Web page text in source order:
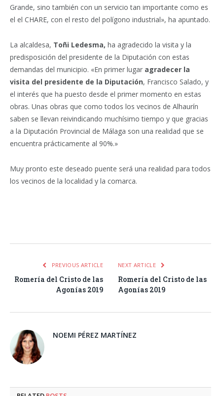
Grande, sino también con un servicio tan importante como es
el el CHARE, con el resto del polígono industrial», ha apuntado.
La alcaldesa, Toñi Ledesma, ha agradecido la visita y la
predisposición del presidente de la Diputación con estas
demandas del municipio. «En primer lugar agradecer la
visita del presidente de la Diputación, Francisco Salado, y
el interés que ha puesto desde el primer momento en estas
obras. Unas obras que como todos los vecinos de Alhaurín
saben se llevan reivindicando muchísimo tiempo y que gracias
a la Diputación Provincial de Málaga son una realidad que se
encuentra prácticamente al 90%.»
Muy pronto este deseado puente será una realidad para todos
los vecinos de la localidad y la comarca.
PREVIOUS ARTICLE
Romería del Cristo de las
Agonías 2019
NEXT ARTICLE
Romería del Cristo de las
Agonías 2019
NOEMI PÉREZ MARTÍNEZ